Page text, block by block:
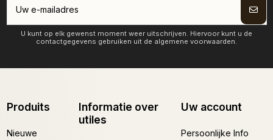
U kunt op elk gewenst moment weer uitschrijven. Hiervoor kunt u de
contactgegevens gebruiken uit de algemene voorwaarden.
Produits
Nieuwe
Informatie over
utiles
Uw account
Persoonlijke Info